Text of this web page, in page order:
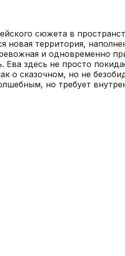
сюжета в
новая территория,
и одновременно
здесь не просто
о сказочном, но не
но требует